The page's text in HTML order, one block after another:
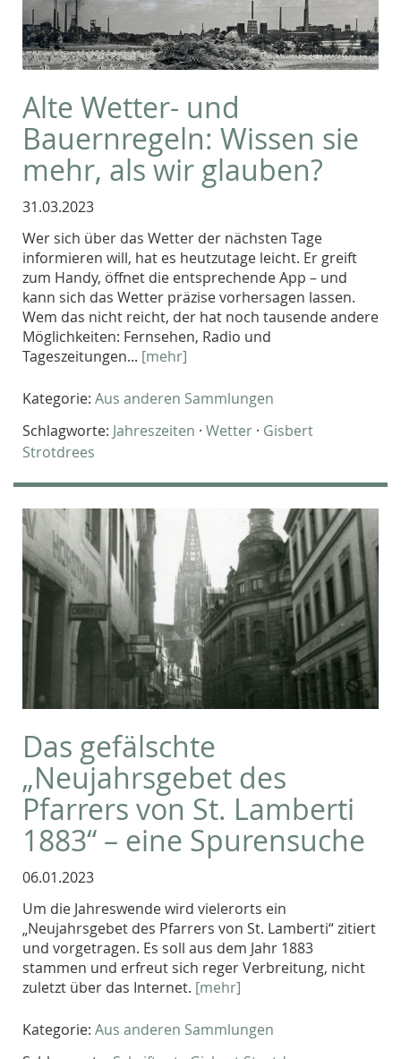
Alte Wetter- und
Bauernregeln: Wissen sie
mehr, als wir glauben?
31.03.2023
Wer sich über das Wetter der nächsten Tage
informieren will, hat es heutzutage leicht. Er greift
zum Handy, öffnet die entsprechende App – und
kann sich das Wetter präzise vorhersagen lassen.
Wem das nicht reicht, der hat noch tausende andere
Möglichkeiten: Fernsehen, Radio und
Tageszeitungen... [mehr]
Kategorie: Aus anderen Sammlungen
Schlagworte: Jahreszeiten · Wetter · Gisbert
Strotdrees
Das gefälschte
„Neujahrsgebet des
Pfarrers von St. Lamberti
1883“ – eine Spurensuche
06.01.2023
Um die Jahreswende wird vielerorts ein
„Neujahrsgebet des Pfarrers von St. Lamberti“ zitiert
und vorgetragen. Es soll aus dem Jahr 1883
stammen und erfreut sich reger Verbreitung, nicht
zuletzt über das Internet. [mehr]
Kategorie: Aus anderen Sammlungen